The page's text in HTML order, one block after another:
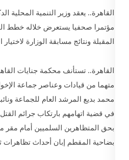
القاهرة.. يعقد وزير التنمية المحلية
مؤتمرا صحفيا يستعرض خلاله خطط
المقبلة ونتائج مسابقة الوزارة لاختيار
متهما من قيادات وعناصر جماعة
محمد بديع المرشد العام للجماعة
في قضية اتهامهم بارتكاب جرائم
بحق المتظاهرين السلميين أمام مقر
بضاحية المقطم إبان أحداث تظاهرات ثورة 30 يونيو